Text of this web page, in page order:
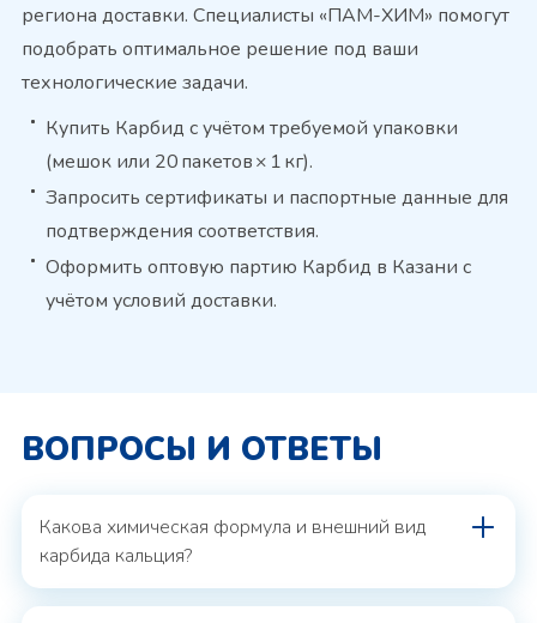
региона доставки. Специалисты «ПАМ-ХИМ» помогут
подобрать оптимальное решение под ваши
технологические задачи.
Купить Карбид с учётом требуемой упаковки
(мешок или 20 пакетов × 1 кг).
Запросить сертификаты и паспортные данные для
подтверждения соответствия.
Оформить оптовую партию Карбид в Казани с
учётом условий доставки.
ВОПРОСЫ И ОТВЕТЫ
Какова химическая формула и внешний вид
карбида кальция?